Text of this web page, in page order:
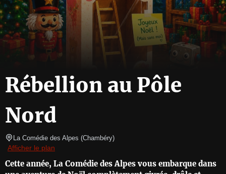
Rébellion au Pôle
Nord
La Comédie des Alpes (Chambéry)
Afficher le plan
Cette année, La Comédie des Alpes vous embarque dans